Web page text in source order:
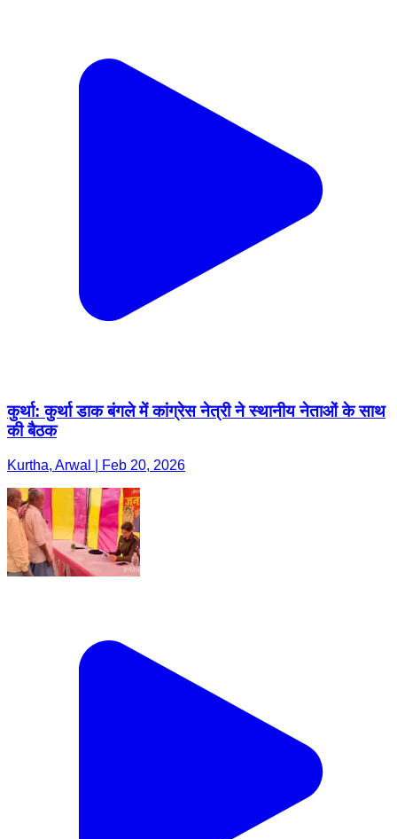
कुर्था: कुर्था डाक बंगले में कांग्रेस नेत्री ने स्थानीय नेताओं के साथ
की बैठक
Kurtha, Arwal | Feb 20, 2026